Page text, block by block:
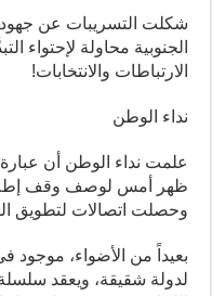
شكلت التسريبات عن
الجنوبية محاولة لإحتواء
الارتباطات والانتخابات!
نداء الوطن
علمت نداء الوطن أن
ظهر أمس لوصف وقف إطلاق
وحصلت اتصالات لتطويق
بعيداً من الأضواء، موجود
لدولة شقيقة، ويعقد